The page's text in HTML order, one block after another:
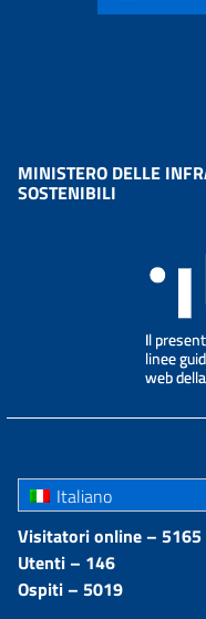
MINISTERO DELLE
SOSTENIBILI
Italiano
Visitatori online – 5165
Utenti – 146
Ospiti – 5019